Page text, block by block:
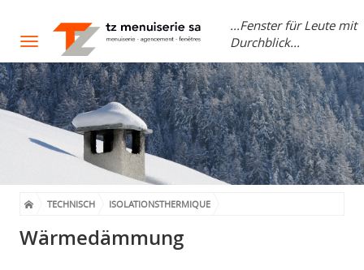
Toggle
navigation
...Fenster für Leute mit
Durchblick...
TECHNISCH ISOLATIONSTHERMIQUE
Wärmedämmung